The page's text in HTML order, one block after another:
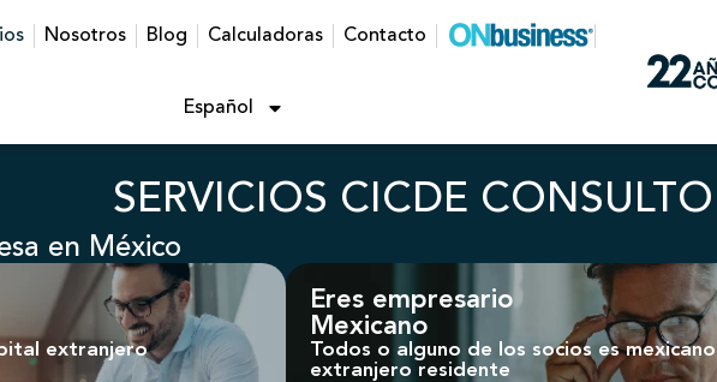
Nosotros Blog Calculadoras Contacto
Español
SERVICIOS CICDE
en México
extranjero
Eres empresario
Mexicano
Todos o alguno de los socios es
extranjero residente